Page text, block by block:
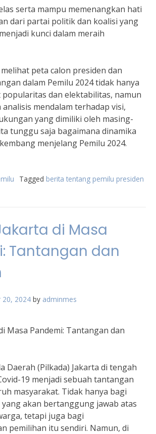
serta mampu memenangkan hati
dari partai politik dan koalisi yang
kunci dalam meraih
peta calon presiden dan
dalam Pemilu 2024 tidak hanya
dan elektabilitas, namun
mendalam terhadap visi,
yang dimiliki oleh masing-
tunggu saja bagaimana dinamika
menjelang Pemilu 2024.
Tagged berita tentang pemilu presiden
di Masa
Tantangan dan
20, 2024 by adminmes
Masa Pandemi: Tantangan dan
Daerah (Pilkada) Jakarta di tengah
19 menjadi sebuah tantangan
masyarakat. Tidak hanya bagi
akan bertanggung jawab atas
tetapi juga bagi
pemilihan itu sendiri. Namun, di